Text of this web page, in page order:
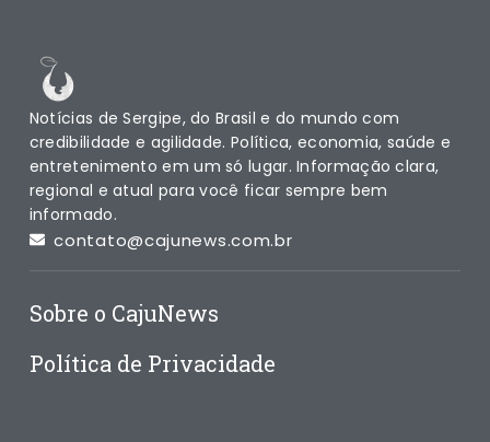
Notícias de Sergipe, do Brasil e do mundo com
credibilidade e agilidade. Política, economia, saúde e
entretenimento em um só lugar. Informação clara,
regional e atual para você ficar sempre bem
informado.
contato@cajunews.com.br
Sobre o CajuNews
Política de Privacidade